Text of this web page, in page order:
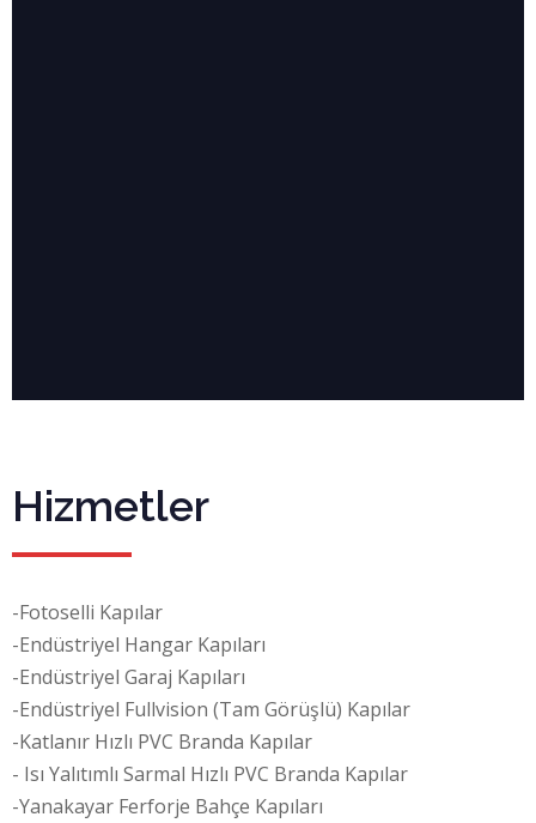
Hizmetler
-Fotoselli Kapılar
-Endüstriyel Hangar Kapıları
-Endüstriyel Garaj Kapıları
-Endüstriyel Fullvision (Tam Görüşlü) Kapılar
-Katlanır Hızlı PVC Branda Kapılar
- Isı Yalıtımlı Sarmal Hızlı PVC Branda Kapılar
-Yanakayar Ferforje Bahçe Kapıları